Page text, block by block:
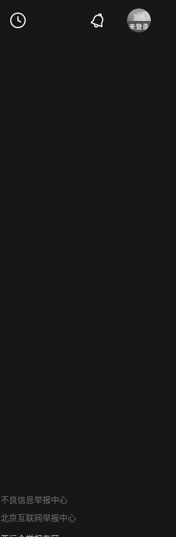
不良信息举报中心
北京互联网举报中心
算法推荐专项举报